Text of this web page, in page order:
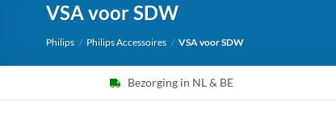
VSA voor SDW
Philips / Philips Accessoires / VSA voor SDW
Bezorging in NL & BE